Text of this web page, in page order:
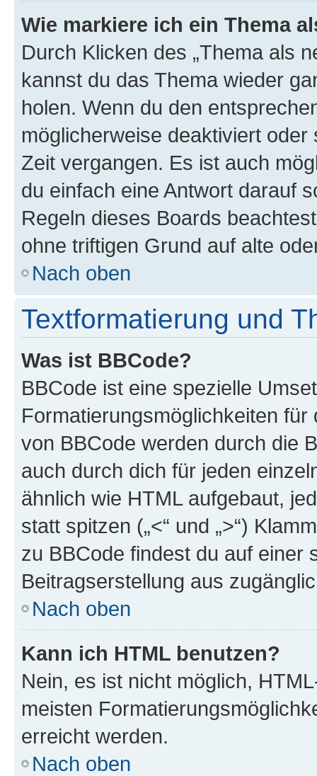
Wie markiere ich ein Thema
Durch Klicken des „Thema als
kannst du das Thema wieder
holen. Wenn du den
möglicherweise deaktiviert
Zeit vergangen. Es ist auch
du einfach eine Antwort darauf
Regeln dieses Boards
ohne triftigen Grund auf alte
Nach oben
Textformatierung und
Was ist BBCode?
BBCode ist eine spezielle
Formatierungsmöglichkeiten
von BBCode werden durch die
auch durch dich für jeden
ähnlich wie HTML aufgebaut,
statt spitzen („<“ und „>“)
zu BBCode findest du auf einer
Beitragserstellung aus
Nach oben
Kann ich HTML benutzen?
Nein, es ist nicht möglich,
meisten
erreicht werden.
Nach oben